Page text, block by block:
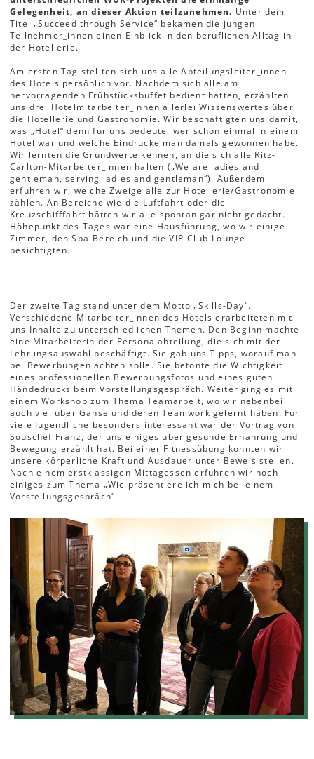
Gelegenheit, an dieser Aktion teilzunehmen. Unter dem
Titel „Succeed through Service“ bekamen die jungen
Teilnehmer_innen einen Einblick in den beruflichen Alltag in
der Hotellerie.
Am ersten Tag stellten sich uns alle Abteilungsleiter_innen
des Hotels persönlich vor. Nachdem sich alle am
hervorragenden Frühstücksbuffet bedient hatten, erzählten
uns drei Hotelmitarbeiter_innen allerlei Wissenswertes über
die Hotellerie und Gastronomie. Wir beschäftigten uns damit,
was „Hotel“ denn für uns bedeute, wer schon einmal in einem
Hotel war und welche Eindrücke man damals gewonnen habe.
Wir lernten die Grundwerte kennen, an die sich alle Ritz-
Carlton-Mitarbeiter_innen halten („We are ladies and
gentleman, serving ladies and gentleman“). Außerdem
erfuhren wir, welche Zweige alle zur Hotellerie/Gastronomie
zählen. An Bereiche wie die Luftfahrt oder die
Kreuzschifffahrt hätten wir alle spontan gar nicht gedacht.
Höhepunkt des Tages war eine Hausführung, wo wir einige
Zimmer, den Spa-Bereich und die VIP-Club-Lounge
besichtigten.
Der zweite Tag stand unter dem Motto „Skills-Day“.
Verschiedene Mitarbeiter_innen des Hotels erarbeiteten mit
uns Inhalte zu unterschiedlichen Themen. Den Beginn machte
eine Mitarbeiterin der Personalabteilung, die sich mit der
Lehrlingsauswahl beschäftigt. Sie gab uns Tipps, worauf man
bei Bewerbungen achten solle. Sie betonte die Wichtigkeit
eines professionellen Bewerbungsfotos und eines guten
Händedrucks beim Vorstellungsgespräch. Weiter ging es mit
einem Workshop zum Thema Teamarbeit, wo wir nebenbei
auch viel über Gänse und deren Teamwork gelernt haben. Für
viele Jugendliche besonders interessant war der Vortrag von
Souschef Franz, der uns einiges über gesunde Ernährung und
Bewegung erzählt hat. Bei einer Fitnessübung konnten wir
unsere körperliche Kraft und Ausdauer unter Beweis stellen.
Nach einem erstklassigen Mittagessen erfuhren wir noch
einiges zum Thema „Wie präsentiere ich mich bei einem
Vorstellungsgespräch“.